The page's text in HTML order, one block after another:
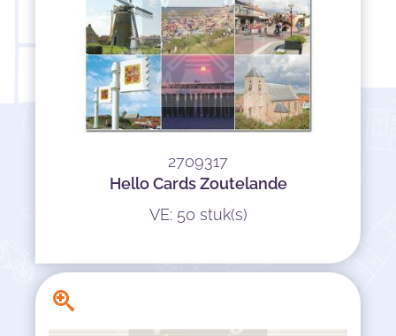
2709317
Hello Cards Zoutelande
VE: 50 stuk(s)